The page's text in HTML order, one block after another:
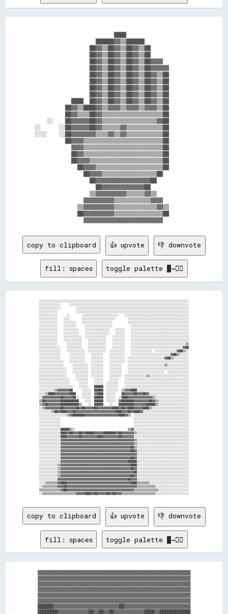
                    ██████▓▓▒▒██████
                  ██▓▓▒▒██▓▓▒▒██▓▓▒▒██
                  ██▓▓▒▒██▓▓▒▒██▓▓▒▒██
                  ██▓▓▒▒██▓▓▒▒██▓▓▒▒██▓▓▓▓
                  ██▓▓▒▒██▓▓▒▒██▓▓▒▒██▓▓▓▓▓▓
                  ██▓▓▒▒██▓▓▒▒██▓▓▒▒██▓▓▒▒██
                  ██▓▓▒▒██▓▓▒▒██▓▓▒▒██▓▓▒▒██
                  ██▓▓▒▒██▓▓▒▒██▓▓▒▒██▓▓▒▒██
                  ██▓▓▒▒██▓▓▒▒██▓▓▒▒██▓▓▒▒██
            ████  ██▓▓▒▒██▓▓▒▒██▓▓▒▒██▓▓▒▒██
          ██▓▓▒▒████▓▓▒▒▓▓▓▓▒▒▓▓▓▓▒▒▓▓▓▓▒▒██
          ██▓▓▒▒▒▒██▓▓▒▒▒▒▒▒▒▒▒▒▒▒▒▒▒▒▒▒▒▒██
    ░░    ██▓▓▓▓▓▓██▓▓▒▒▒▒▒▒▒▒▒▒▒▒▒▒▒▒▒▒▓▓██
░░      ░░██▓▓▓▓▓▓██▓▓▒▒▒▒▒▒▓▓▒▒▒▒▒▒▒▒▒▒▒▒██
░░░░    ░░██▓▓▓▓▓▓▓▓▒▒▒▒▓▓▒▒▓▓▒▒▒▒▒▒▒▒▒▒▒▒██
          ██▓▓▓▓▒▒▒▒▒▒▒▒▒▒▒▒▒▒▒▒▒▒▒▒▒▒▒▒▒▒██
            ▓▓▓▓▒▒▒▒▒▒▒▒▒▒▒▒▒▒▒▒▒▒▒▒▒▒▒▒▒▒██
            ██▓▓▒▒▒▒▒▒▒▒▒▒▒▒▒▒▒▒▒▒▒▒▒▒▒▒▒▒██
            ██▓▓▓▓▒▒▒▒▒▒▒▒▒▒▒▒▒▒▒▒▒▒▒▒▒▒▒▒██
              ██▓▓▓▓▒▒▒▒▒▒▒▒▒▒▒▒▒▒▒▒▒▒▒▒▒▒██
                ██▓▓▓▓▒▒▒▒▒▒▒▒▒▒▒▒▒▒▒▒▒▒██
                  ██▓▓▓▓▓▓▓▓▓▓▓▓▓▓▓▓▓▓██
                    ██▓▓▓▓▓▓▓▓▓▓▓▓▓▓██
                  ▒▒▓▓▓▓▓▓▓▓▓▓▒▒▒▒▒▒▓▓▒▒
                ▓▓▓▓▓▓▓▓▓▓▒▒▒▒▒▒▒▒▒▒▒▒▓▓▓▓
              ▒▒▓▓▓▓▓▓▓▓▓▓▒▒▒▒▒▒▒▒▒▒▒▒▒▒▓▓▒▒
              ██▓▓▓▓▓▓▓▓▓▓▒▒▒▒▒▒▒▒▒▒▒▒▒▒▒▒██
copy to clipboard 👍 upvote 👎 downvote
fill: spaces toggle palette ▓→✊🏽
░░░░░░░░░░░░░░░░░░░░░░░░░░░░░░░░░░░░░░░░░░░░░░░░░░░░░░░░░░░░░░░░░░░░░░░░░░░░░░░░░░░░░░░░░░░░░░░░░░
░░░░░░░░░░░░░░      ░░░░░░░░░░░░░░░░░░░░░░░░░░░░░░░░░░░░░░░░░░░░░░░░░░░░░░░░░░░░░░░░░░░░░░░░░░░░░░
░░░░░░░░░░░░░░          ░░░░░░░░░░░░░░░░░░░░░░░░░░░░░░░░░░░░░░░░░░░░░░░░░░░░░░░░░░░░░░░░░░░░░░░░░░
░░░░░░░░░░░░            ░░░░░░░░░░░░░░░░░░░░░░░░░░░░░░░░░░░░░░░░░░░░░░░░░░░░░░░░░░░░░░░░░░░░░░░░░░
░░░░░░░░░░░░      ░░        ░░░░░░░░░░░░░░░░░░░░░░░░    ░░░░░░░░░░░░░░░░░░░░░░░░░░░░░░░░░░░░░░░░░░
░░░░░░░░░░░░    ░░░░        ░░░░░░░░░░░░░░░░░░░░░░        ░░░░░░░░░░░░░░░░░░░░░░░░░░░░░░░░░░░░░░░░
░░░░░░░░░░░░    ░░░░░░░░    ░░░░░░░░░░░░░░░░░░░░          ░░░░░░░░░░░░░░░░░░░░░░░░░░░░░░░░░░░░░░░░
░░░░░░░░░░░░    ░░░░░░░░      ░░░░░░░░░░░░░░░░░░            ░░░░░░░░░░░░░░░░░░░░░░░░░░░░░░░░░░░░░░
░░░░░░░░░░░░    ░░░░░░░░░░    ░░░░░░░░░░░░░░░░    ░░░░░░    ░░░░░░░░░░░░░░░░░░░░░░░░░░░░░░░░░░░░░░
░░░░░░░░░░░░    ░░░░░░░░░░    ░░░░░░░░░░░░░░░░    ░░░░░░    ░░░░░░░░░░░░░░░░░░░░░░░░░░░░░░░░░░░░░░
░░░░░░░░░░░░    ░░░░░░░░░░░░  ░░░░░░░░░░░░░░    ░░░░░░░░    ░░░░░░░░░░░░░░░░░░░░░░░░░░░░░░░░░░░░░░
░░░░░░░░░░░░    ░░░░░░░░░░░░    ░░░░░░░░░░░░    ░░░░░░░░    ░░░░░░░░░░░░░░░░░░░░░░░░░░░░░░░░░░░░░░
░░░░░░░░░░░░      ░░░░░░░░░░    ░░░░░░░░░░░░    ░░░░░░░░    ░░░░░░░░░░░░░░░░░░░░░░░░░░░░░░░░░░░░▒▒
░░░░░░░░░░░░░░    ░░░░░░░░░░    ░░░░░░░░░░░░    ░░░░░░░░    ░░░░░░░░░░░░░░░░░░░░░░░░░░░░░░░░░░▓▓██
░░░░░░░░░░░░░░    ░░░░░░░░░░░░  ░░░░░░░░░░░░  ░░░░░░░░░░    ░░░░░░░░░░░░░░  ░░░░░░░░░░░░░░▓▓██▒▒░░
░░░░░░░░░░░░░░      ░░░░░░░░░░    ░░░░░░░░    ░░░░░░░░░░    ░░░░░░░░░░░░░░░░░░░░░░░░░░▓▓██▒▒░░░░░░
░░░░░░░░░░░░░░      ░░░░░░░░░░    ░░░░░░░░    ░░░░░░░░░░  ░░░░░░░░░░░░░░░░░░░░░░░░▓▓██▒▒░░░░░░░░░░
░░░░░░░░░░░░░░░░    ░░░░░░░░░░    ░░░░░░░░    ░░░░░░░░░░  ░░░░░░░░░░░░░░░░░░░░░░░░░░░░░░░░░░░░░░░░
░░░░░░░░░░░░░░░░      ░░░░░░░░░░  ░░░░░░░░    ░░░░░░░░    ░░░░░░░░░░░░░░░░░░░░░░░░▒▒░░░░░░░░░░░░░░
░░░░░░░░░░░░░░░░░░    ░░░░░░░░░░  ░░░░░░░░    ░░░░░░░░    ░░░░░░░░░░░░░░░░░░░░░░░░░░░░░░░░░░░░░░░░
░░░░░░░░░░░░░░░░░░    ░░░░░░░░░░  ░░░░░░░░    ░░░░░░░░    ░░░░░░░░░░░░░░░░░░░░░░░░  ░░░░░░░░░░░░░░
░░░░░░░░░░░░░░░░░░      ░░░░░░░░  ░░░░░░░░    ░░░░░░░░  ░░░░░░░░░░░░░░▒▒░░░░░░░░░░░░░░░░░░░░░░░░░░
░░░░░░░░░░░░░░░░░░░░    ░░░░░░░░    ░░░░░░    ░░░░░░    ░░░░░░░░░░░░░░░░░░░░░░░░░░░░░░░░░░░░░░░░░░
░░░░░░░░░░░░░░░░░░░░      ░░░░░░    ░░░░░░  ░░░░░░░░    ░░░░░░░░░░░░░░░░░░░░░░░░░░░░░░░░░░░░░░░░░░
░░░░░░░░░░░░░░░░░░░░░░    ░░░░░░    ██████  ░░░░░░░░    ░░░░░░░░░░░░░░░░░░░░░░░░░░░░░░░░░░░░░░░░░░
░░░░░░░░░░▒▒▓▓▓▓▓▓▓▓██      ░░░░░░  ██████  ░░░░░░░░  ▒▒▓▓▓▓████░░░░░░░░░░░░░░░░░░░░░░░░░░░░░░░░░░
░░░░▒▒████▓▓▓▓▓▓▓▓▓▓████    ░░░░░░  ▓▓████  ░░░░░░    ██▓▓▓▓▓▓██▓▓▓▓██▓▓░░░░░░░░░░░░░░░░░░░░░░░░░░
░░▓▓▓▓▓▓▓▓▓▓▓▓██▓▓▓▓▓▓██░░  ░░░░░░  ██████  ░░░░░░  ░░████▓▓▓▓▓▓▓▓▓▓▓▓▓▓▓▓▒▒░░░░░░░░░░░░░░░░░░░░░░
▒▒██▓▓▓▓▓▓▓▓▓▓████████████    ░░░░  ██████  ░░░░░░  ▓▓████████▓▓▓▓▓▓▓▓▓▓██▓▓▒▒░░░░░░░░░░░░░░░░░░░░
▒▒▓▓██▓▓▓▓▓▓▓▓████████████▒▒    ░░  ██████    ░░    ██████████▓▓▓▓▓▓▓▓██████▒▒░░░░░░░░░░░░░░░░░░░░
░░▒▒▓▓▓▓▓▓▓▓▓▓██▓▓▓▓▓▓▓▓██▓▓██▓▓▓▓▓▓██▓▓▓▓▓▓▓▓▓▓████▓▓██▓▓████▓▓▓▓▓▓████▒▒░░░░░░░░░░░░░░░░░░░░░░░░
░░░░░░░░▒▒██▓▓████▓▓▓▓██▓▓▓▓▓▓▓▓▓▓▓▓▓▓▓▓▓▓▓▓▓▓▓▓▓▓████▓▓▓▓██▓▓████▓▓░░░░░░░░░░░░░░░░░░░░░░░░░░░░░░
░░░░░░░░░░░░░░░░░░▒▒▓▓████████▓▓▓▓▓▓▓▓▓▓▓▓▓▓▓▓▓▓▓▓▓▓████▓▓▒▒  ░░░░░░░░░░░░░░░░░░░░░░░░░░░░░░░░░░░░
░░░░░░░░░░░░░░                                                ░░░░░░░░░░░░░░░░░░░░░░░░░░░░░░░░░░░░
░░░░░░░░░░░░░░                                                ░░░░░░░░░░░░░░░░░░░░░░░░░░░░░░░░░░░░
░░░░░░░░░░░░░░                                                ░░░░░░░░░░░░░░░░░░░░░░░░░░░░░░░░░░░░
░░░░░░░░░░░░░░██████▒▒░░                                  ▒▒▓▓░░░░░░░░░░░░░░░░░░░░░░░░░░░░░░░░░░░░
░░░░░░░░░░░░░░████▓▓██▓▓▓▓██▓▓██████▓▓▓▓▓▓████████▓▓██▓▓▓▓▓▓▓▓▒▒░░░░░░░░░░░░░░░░░░░░░░░░░░░░░░░░░░
░░░░░░░░░░░░░░████▓▓▓▓▓▓▓▓██▓▓▓▓▓▓▓▓▓▓████▓▓▓▓▓▓▓▓▓▓██▓▓▓▓▓▓▓▓░░░░░░░░░░░░░░░░░░░░░░░░░░░░░░░░░░░░
░░░░░░░░░░░░░░▓▓▓▓▓▓▓▓▓▓▓▓▓▓▓▓▓▓▓▓▓▓▓▓▓▓▓▓▓▓▓▓▓▓▓▓▓▓▓▓▓▓▓▓▓▓▓▓▒▒░░░░░░░░░░░░░░░░░░░░░░░░░░░░░░░░░░
░░░░░░░░░░░░░░▓▓▓▓▓▓▓▓▓▓▓▓▓▓▓▓▓▓▓▓▓▓▓▓▓▓▓▓▓▓▓▓▓▓▓▓▓▓▓▓▓▓▓▓▓▓▓▓▒▒░░░░░░░░░░░░░░░░░░░░░░░░░░░░░░░░░░
░░░░░░░░░░░░░░▓▓▓▓▓▓▓▓▓▓▓▓▓▓▓▓▓▓▓▓▓▓▓▓▓▓▓▓▓▓▓▓▓▓▓▓▓▓▓▓▓▓▓▓▓▓██▒▒░░░░░░░░░░░░░░░░░░░░░░░░░░░░░░░░░░
░░░░░░░░░░░░░░▓▓▓▓▓▓▓▓▓▓▓▓▓▓▓▓▓▓▓▓▓▓▓▓▓▓▓▓▓▓▓▓▓▓▓▓▓▓▓▓▓▓▓▓▓▓██▓▓░░░░░░░░░░░░░░░░░░░░░░░░░░░░░░░░░░
░░░░░░░░░░░░░░▓▓▓▓▓▓▓▓▓▓▓▓▓▓▓▓▓▓▓▓▓▓▓▓▓▓▓▓▓▓▓▓▓▓▓▓▓▓▓▓▓▓▓▓▓▓▓▓▓▓░░░░░░░░░░░░░░░░░░░░░░░░░░░░░░░░░░
░░░░░░░░░░░░░░▓▓▓▓▓▓▓▓▓▓▓▓▓▓▓▓▓▓▓▓▓▓▓▓▓▓▓▓▓▓▓▓▓▓▓▓▓▓▓▓▓▓▓▓▓▓██▓▓░░░░░░░░░░░░░░░░░░░░░░░░░░░░░░░░░░
░░░░░░░░░░░░░░▓▓▓▓▓▓▓▓▓▓▓▓▓▓▓▓▓▓▓▓▓▓▓▓▓▓▓▓▓▓▓▓▓▓▓▓▓▓▓▓▓▓▓▓██████░░░░░░░░░░░░░░░░░░░░░░░░░░░░░░░░░░
░░░░░░░░░░░░▒▒▓▓▓▓▓▓▓▓▓▓▓▓▓▓▓▓▓▓▓▓▓▓▓▓▓▓▓▓▓▓▓▓▓▓▓▓▓▓▓▓▓▓▓▓▓▓████░░░░░░░░░░░░░░░░░░░░░░░░░░░░░░░░░░
░░░░░░░░░░░░▒▒▓▓▓▓▓▓▓▓▓▓▓▓▓▓▓▓▓▓▓▓▓▓▓▓▓▓▓▓▓▓▓▓▓▓▓▓▓▓▓▓▓▓▓▓▓▓██▓▓░░░░░░░░░░░░░░░░░░░░░░░░░░░░░░░░░░
░░░░░░░░░░░░▒▒▓▓▓▓▓▓▓▓▓▓▓▓▓▓▓▓▓▓▓▓▓▓▓▓▓▓▓▓▓▓▓▓▓▓▓▓▓▓▓▓▓▓▓▓▓▓▓▓██░░░░░░░░░░░░░░░░░░░░░░░░░░░░░░░░░░
░░░░░░░░░░░░▒▒▓▓▓▓▓▓▓▓▓▓▓▓▓▓▓▓▓▓▓▓▓▓▓▓▓▓▓▓▓▓▓▓▓▓▓▓▓▓▓▓▓▓▓▓▓▓██▓▓░░░░░░░░░░░░░░░░░░░░░░░░░░░░░░░░░░
░░░░░░░░░░░░▓▓▓▓▓▓▓▓▓▓▓▓▓▓▓▓▓▓▓▓▓▓▓▓▓▓▓▓▓▓▓▓▓▓▓▓▓▓▓▓▓▓▓▓▓▓██▓▓▓▓░░░░░░░░░░░░░░░░░░░░░░░░░░░░░░░░░░
░░░░▒▒▒▒▒▒▒▒▓▓████▓▓▓▓▓▓▓▓▓▓▓▓▓▓▓▓▓▓▓▓▓▓▓▓▓▓▓▓▓▓▓▓▓▓▓▓▓▓▓▓▓▓████▒▒▒▒▒▒▒▒░░░░░░░░░░░░░░░░░░░░░░░░░░
░░▒▒▒▒▒▒▒▒▒▒▓▓▓▓██▓▓▓▓▓▓▓▓▓▓▓▓▓▓▓▓▓▓▓▓▓▓▓▓▓▓▓▓▓▓▓▓▓▓▓▓▓▓▓▓▓▓▓▓▓▓▒▒▒▒▒▒▒▒▒▒▒▒░░░░░░░░░░░░░░░░░░░░░░
▒▒▒▒▒▒▒▒▒▒▒▒▒▒▓▓██▓▓▓▓▓▓▓▓▓▓▓▓▓▓▓▓▓▓▓▓▓▓▓▓▓▓▓▓▓▓▓▓▓▓▓▓▓▓▓▓▓▓▓▓▒▒▒▒▒▒▒▒▒▒▒▒▒▒▒▒░░░░░░░░░░░░░░░░░░░░
copy to clipboard 👍 upvote 👎 downvote
fill: spaces toggle palette ▓→✊🏽
▓▓▓▓▓▓▓▓▓▓▓▓▓▓▓▓▓▓▓▓▓▓▓▓▓▓▓▓▓▓▓▓▓▓▓▓▓▓▓▓▓▓▓▓▓▓▓▓▓▓▓▓▓▓▓▓▓▓▓▓
▓▓▓▓▓▓▓▓▓▓▓▓▓▓▓▓▓▓▓▓▓▓▓▓▓▓▓▓▓▓▓▓▓▓▓▓▓▓▓▓▓▓▓▓▓▓▓▓▓▓▓▓▓▓▓▓▓▓▓▓
▓▓▓▓▓▓▓▓▓▓▓▓▓▓▓▓▓▓▓▓▓▓▓▓▓▓▓▓▓▓▓▓▓▓▓▓▓▓▓▓▓▓▓▓▓▓▓▓▓▓▓▓▓▓▓▓▓▓▓▓
▓▓▓▓▓▓▓▓▓▓▓▓▓▓▓▓▓▓▓▓▓▓▓▓▓▓▓▓▓▓▓▓▓▓▓▓▓▓▓▓▓▓▓▓▓▓▓▓▓▓▓▓▓▓▓▓▓▓▓▓
▓▓▓▓▓▓▓▓▓▓▓▓▓▓▓▓▓▓▓▓▓▓▓▓▓▓▓▓▓▓▓▓▓▓▓▓▓▓▓▓▓▓▓▓▓▓▓▓▓▓▓▓▓▓▓▓▓▓▓▓
▓▓▓▓▓▓▓▓▓▓▓▓▓▓▓▓▓▓▓▓▓▓▓▓▓▓▓▓▓▓▓▓▓▓▓▓▓▓▓▓▓▓▓▓▓▓▓▓▓▓▓▓▓▓▓▓▓▓▓▓
██████▓▓▓▓▓▓▓▓▓▓▓▓▓▓▓▓▓▓▓▓▓▓▓▓▓▓██▓▓▓▓▓▓▓▓▓▓▓▓▓▓▓▓▓▓▓▓▓▓▓▓▓▓
████████▓▓▓▓▓▓▓▓▓▓▓▓██▓▓██▓▓██▓▓▓▓▓▓▓▓▓▓▓▓████▓▓████████████